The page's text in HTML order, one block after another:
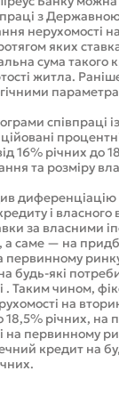
з
нерухомості
яких
сума такого
житла.
співпраці
16% річних до
та розміру
диференціацію
і власного
за власними
а саме — на
первинному
будь-які
. Таким чином,
на
18,5% річних, на
на первинному
кредит на